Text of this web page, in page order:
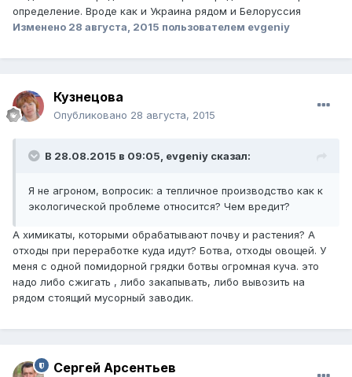
определение. Вроде как и Украина рядом и Белоруссия
Изменено 28 августа, 2015 пользователем evgeniy
Кузнецова
Опубликовано 28 августа, 2015
В 28.08.2015 в 09:05, evgeniy сказал:
Я не агроном, вопросик: а тепличное производство как к
экологической проблеме относится? Чем вредит?
А химикаты, которыми обрабатывают почву и растения? А
отходы при переработке куда идут? Ботва, отходы овощей. У
меня с одной помидорной грядки ботвы огромная куча. это
надо либо сжигать , либо закапывать, либо вывозить на
рядом стоящий мусорный заводик.
Сергей Арсентьев